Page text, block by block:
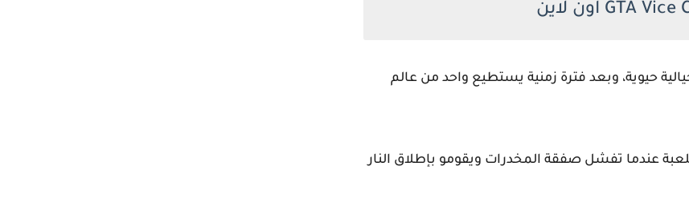
حيوية، وبعد فترة زمنية يستطيع واحد من عالم
عندما تفشل صفقة المخدرات ويقومو بإطلاق النار